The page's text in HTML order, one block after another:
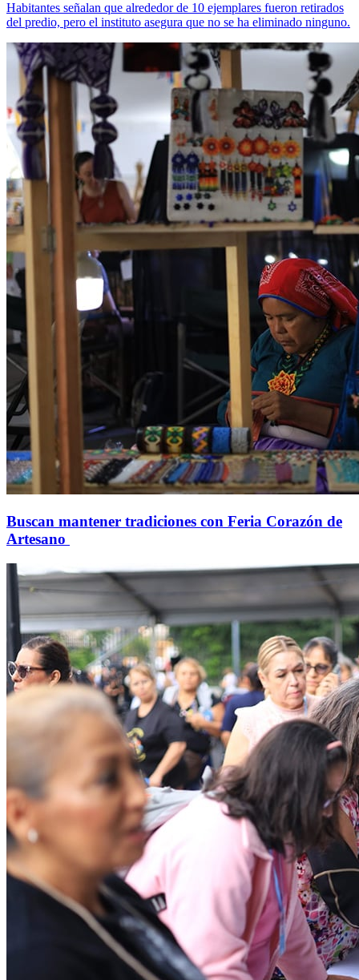
Habitantes señalan que alrededor de 10 ejemplares fueron retirados
del predio, pero el instituto asegura que no se ha eliminado ninguno.
Buscan mantener tradiciones con Feria Corazón de
Artesano